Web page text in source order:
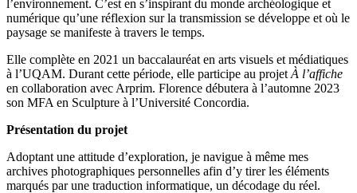
l’environnement. C’est en s’inspirant du monde archéologique et
numérique qu’une réflexion sur la transmission se développe et où le
paysage se manifeste à travers le temps.
Elle complète en 2021 un baccalauréat en arts visuels et médiatiques
à l’UQAM. Durant cette période, elle participe au projet À l’affiche
en collaboration avec Arprim. Florence débutera à l’automne 2023
son MFA en Sculpture à l’Université Concordia.
Présentation du projet
Adoptant une attitude d’exploration, je navigue à même mes
archives photographiques personnelles afin d’y tirer les éléments
marqués par une traduction informatique, un décodage du réel.